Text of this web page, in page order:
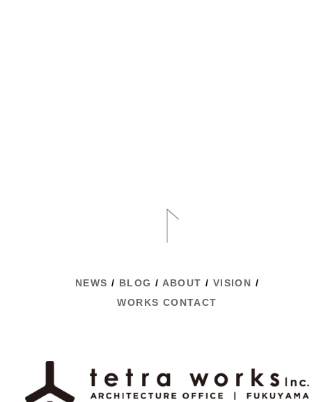
NEWS / BLOG / ABOUT / VISION /
WORKS CONTACT